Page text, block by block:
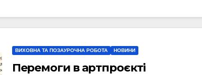
ВИХОВНА ТА ПОЗАУРОЧНА РОБОТА НОВИНИ
Перемоги в артпроєкті